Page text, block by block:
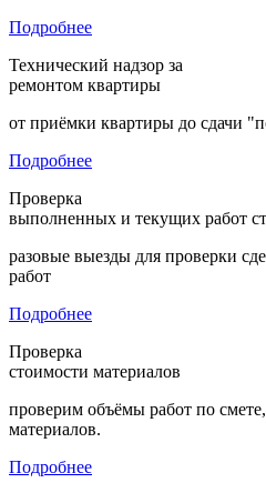
Подробнее
Технический надзор за
ремонтом квартиры
от приёмки квартиры до сдачи
Подробнее
Проверка
выполненных и текущих работ
разовые выезды для проверки
работ
Подробнее
Проверка
стоимости материалов
проверим объёмы работ по
материалов.
Подробнее